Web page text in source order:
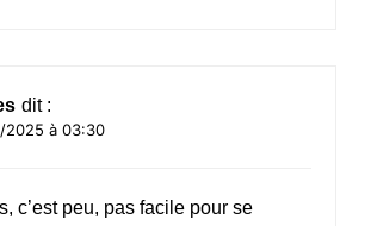
dit :
2025 à 03:30
c’est peu, pas facile pour se